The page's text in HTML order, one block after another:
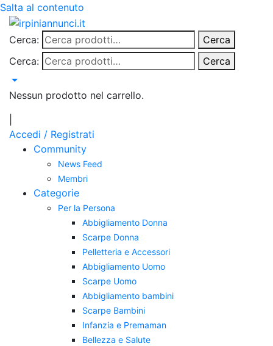
Salta al contenuto
Cerca:
Cerca
Cerca:
Cerca
Nessun prodotto nel carrello.
Accedi / Registrati
Community
News Feed
Membri
Categorie
Per la Persona
Abbigliamento Donna
Scarpe Donna
Pelletteria e Accessori
Abbigliamento Uomo
Scarpe Uomo
Abbigliamento bambini
Scarpe Bambini
Infanzia e Premaman
Bellezza e Salute